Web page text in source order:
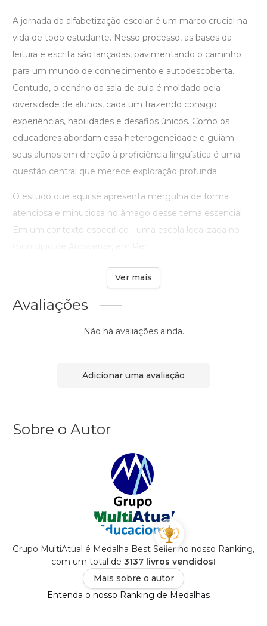
A jornada da alfabetização escolar é um marco crucial na
vida de todo estudante. Nesse processo, as bases da
leitura e escrita são lançadas, pavimentando o caminho
para um mundo de conhecimento e autodescoberta.
Contudo, o cenário da sala de aula é moldado pela
diversidade de alunos, cada um trazendo consigo
experiências, habilidades e desafios únicos. Como os
educadores abordam essa heterogeneidade e guiam
seus alunos em direção à proficiência linguística é uma
questão central que merece exploração profunda.
O estudo que aqui se apresenta mergulha de forma
atenciosa e minuciosa no âmago desse tema essencial.
Em um contexto específico - uma escola localizada no
Ver mais
Avaliações
Não há avaliações ainda.
Adicionar uma avaliação
Sobre o Autor
Grupo MultiAtual é Medalha Best Seller no nosso Ranking,
com um total de 3137 livros vendidos!
Mais sobre o autor
Entenda o nosso Ranking de Medalhas